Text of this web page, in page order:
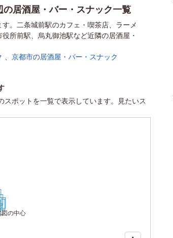
居酒屋・バー・スナック一覧
。二条城前駅のカフェ・喫茶店、ラーメ
所前駅、烏丸御池駅など近隣の居酒屋・
京都市の居酒屋・バー・スナック
ポットを一覧で表示しています。見たいス